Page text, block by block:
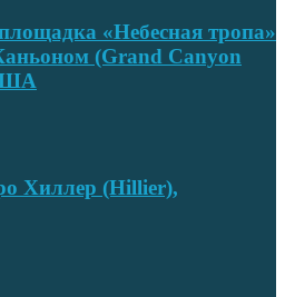
«Небесная тропа»
(Grand Canyon
Хиллер (Hillier),